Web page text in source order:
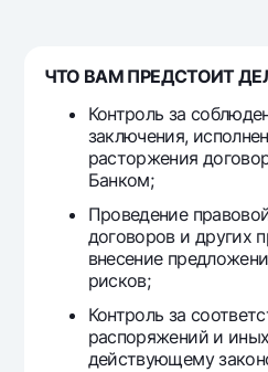
Dlya vseh USD
Gold deposit
Gold Bullion by NBU
Silver deposit
Visa
Mastercard
Salary
Promotions
Mobile application Milliy
FAQ
Ищите по сайту
ЧТО ВАМ ПРЕДСТОИТ
Контроль за
заключения,
расторжения
Банком;
Проведение
договоров и других
внесение
рисков;
Контроль за
распоряжений и
действующему